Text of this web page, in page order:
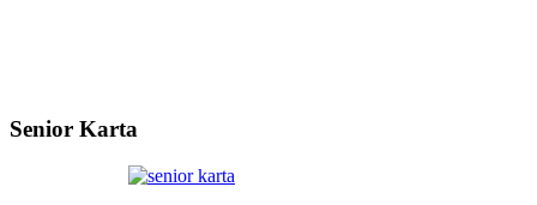
Senior Karta